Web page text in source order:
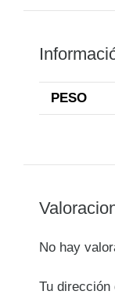
PESO
No hay
Tu dirección